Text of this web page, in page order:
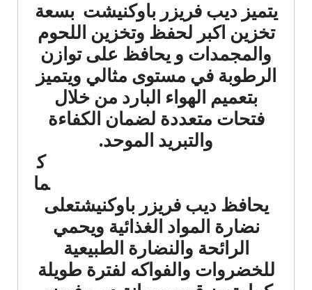
يتميز ديب فريزر باوكنيشت بسعة
تخزين اكبر لحفظ وتخزين اللحوم
والمجمدات و يحافظ على توازن
الرطوبة في مستوى مثالي ويتميز
بتعميم الهواء البارد من خلال
فتحات متعددة لضمان الكفاءة
والتبريد الموحد.
ك
ما
يحافظ ديب فريزر باوكنيشتعلى
نضارة المواد الغذائية ويحمي
الرائحة والنضارة الطبيعية
للخضروات والفواكه لفترة طويلة